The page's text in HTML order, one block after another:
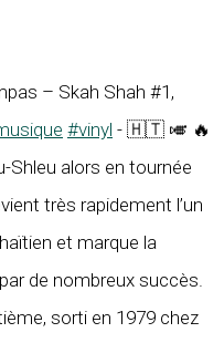
– Skah Shah #1,
#vinyl - 🇭🇹 🎺 🔥
Shleu alors en tournée
très rapidement l’un
et marque la
de nombreux succès.
sorti en 1979 chez